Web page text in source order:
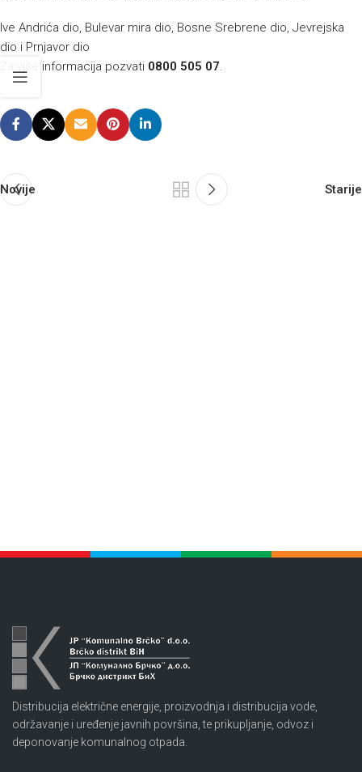
Ive Andrića dio, Bulevar mira dio, Bosne Srebrene dio, Jevrejska
dio i Prnjavor dio
Za više informacija pozvati 0800 505 07.
Novije Starije
Distribucija električne energije, proizvodnja i distribucija vode,
održavanje i uređenje javnih površina, te prikupljanje, odvoz i
deponovanje komunalnog otpada.